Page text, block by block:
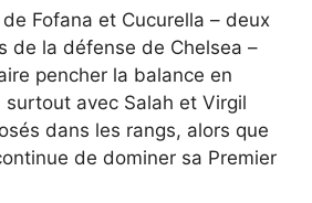
Fofana et Cucurella – deux
de la défense de Chelsea –
pencher la balance en
avec Salah et Virgil
dans les rangs, alors que
de dominer sa Premier